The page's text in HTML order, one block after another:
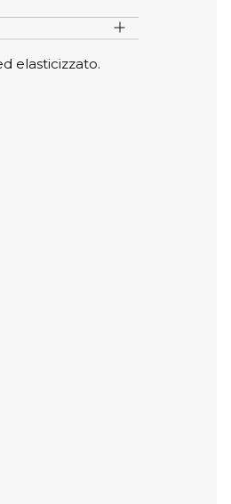
elasticizzato.